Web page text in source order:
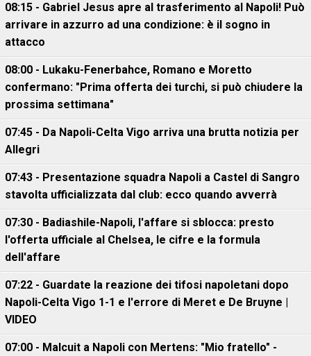
08:15 - Gabriel Jesus apre al trasferimento al Napoli! Può
arrivare in azzurro ad una condizione: è il sogno in
attacco
08:00 - Lukaku-Fenerbahce, Romano e Moretto
confermano: "Prima offerta dei turchi, si può chiudere la
prossima settimana"
07:45 - Da Napoli-Celta Vigo arriva una brutta notizia per
Allegri
07:43 - Presentazione squadra Napoli a Castel di Sangro
stavolta ufficializzata dal club: ecco quando avverrà
07:30 - Badiashile-Napoli, l'affare si sblocca: presto
l'offerta ufficiale al Chelsea, le cifre e la formula
dell'affare
07:22 - Guardate la reazione dei tifosi napoletani dopo
Napoli-Celta Vigo 1-1 e l'errore di Meret e De Bruyne |
VIDEO
07:00 - Malcuit a Napoli con Mertens: "Mio fratello" -